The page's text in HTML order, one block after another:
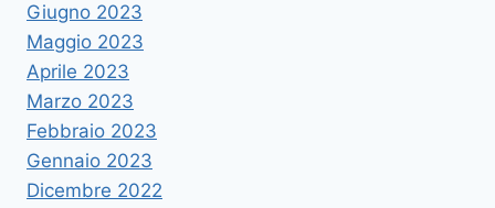
Giugno 2023
Maggio 2023
Aprile 2023
Marzo 2023
Febbraio 2023
Gennaio 2023
Dicembre 2022